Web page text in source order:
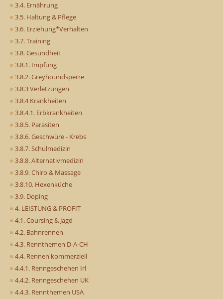
3.4. Ernährung
3.5. Haltung & Pflege
3.6. Erziehung*Verhalten
3.7. Training
3.8. Gesundheit
3.8.1. Impfung
3.8.2. Greyhoundsperre
3.8.3 Verletzungen
3.8.4 Krankheiten
3.8.4.1. Erbkrankheiten
3.8.5. Parasiten
3.8.6. Geschwüre - Krebs
3.8.7. Schulmedizin
3.8.8. Alternativmedizin
3.8.9. Chiro & Massage
3.8.10. Hexenküche
3.9. Doping
4. LEISTUNG & PROFIT
4.1. Coursing & Jagd
4.2. Bahnrennen
4.3. Rennthemen D-A-CH
4.4. Rennen kommerziell
4.4.1. Renngeschehen Irl
4.4.2. Renngeschehen UK
4.4.3. Rennthemen USA